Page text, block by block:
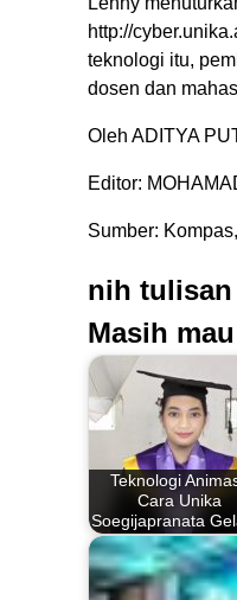
http://
teknologi itu,
dosen dan
Oleh ADITYA
Editor:
Sumber:
nih tulisan
Masih
Teknologi
Cara Unika
Soegijapranata